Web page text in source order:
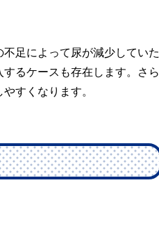
足によって尿が減少していた
るケースも存在します。さら
すくなります。